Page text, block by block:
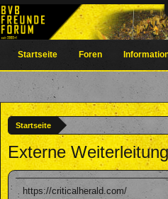
Startseite
Externe
https://criticalherald.com/
Startseite Foren